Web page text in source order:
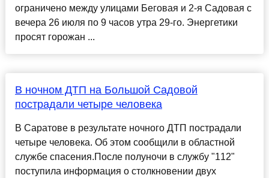
ограничено между улицами Беговая и 2-я Садовая с
вечера 26 июля по 9 часов утра 29-го. Энергетики
просят горожан ...
В ночном ДТП на Большой Садовой
пострадали четыре человека
В Саратове в результате ночного ДТП пострадали
четыре человека. Об этом сообщили в областной
службе спасения.После полуночи в службу "112"
поступила информация о столкновении двух